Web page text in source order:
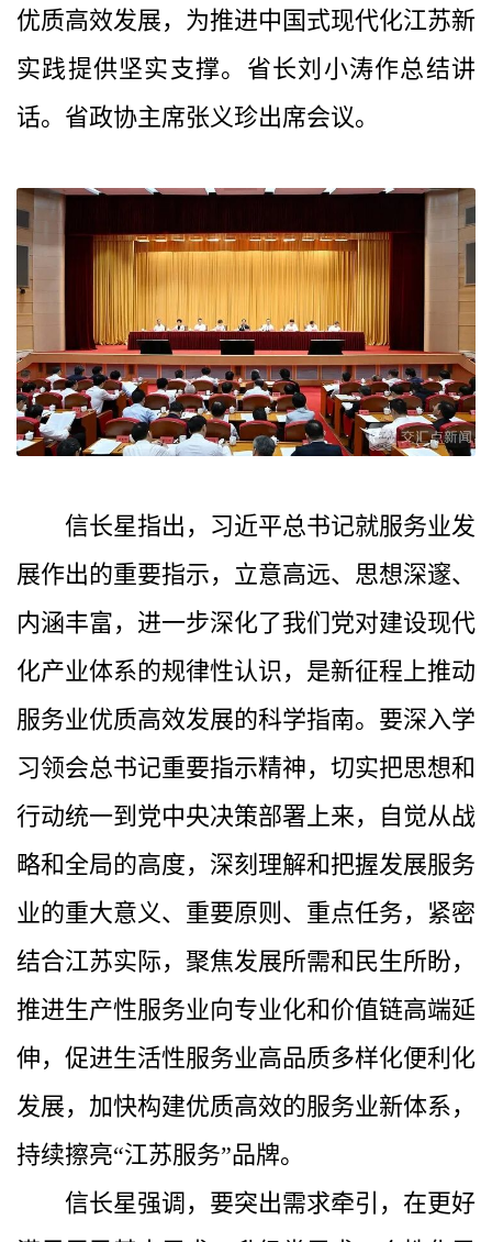
优质高效发展，为推进中国式现代化江苏新
实践提供坚实支撑。省长刘小涛作总结讲
话。省政协主席张义珍出席会议。
信长星指出，习近平总书记就服务业发
展作出的重要指示，立意高远、思想深邃、
内涵丰富，进一步深化了我们党对建设现代
化产业体系的规律性认识，是新征程上推动
服务业优质高效发展的科学指南。要深入学
习领会总书记重要指示精神，切实把思想和
行动统一到党中央决策部署上来，自觉从战
略和全局的高度，深刻理解和把握发展服务
业的重大意义、重要原则、重点任务，紧密
结合江苏实际，聚焦发展所需和民生所盼，
推进生产性服务业向专业化和价值链高端延
伸，促进生活性服务业高品质多样化便利化
发展，加快构建优质高效的服务业新体系，
持续擦亮“江苏服务”品牌。
信长星强调，要突出需求牵引，在更好